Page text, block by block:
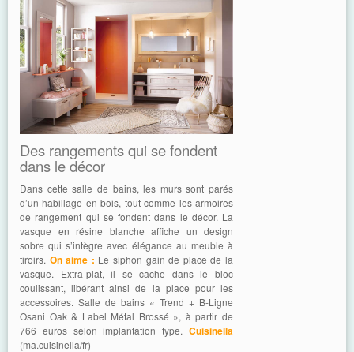
Des rangements qui se fondent
dans le décor
Dans cette salle de bains, les murs sont parés
d’un habillage en bois, tout comme les armoires
de rangement qui se fondent dans le décor. La
vasque en résine blanche affiche un design
sobre qui s’intègre avec élégance au meuble à
tiroirs. On aime : Le siphon gain de place de la
vasque. Extra-plat, il se cache dans le bloc
coulissant, libérant ainsi de la place pour les
accessoires. Salle de bains « Trend + B-Ligne
Osani Oak & Label Métal Brossé », à partir de
766 euros selon implantation type. Cuisinella
(ma.cuisinella/fr)